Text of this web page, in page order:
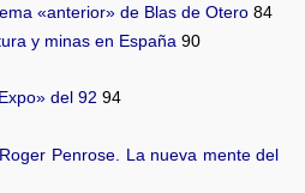
«anterior» de Blas de Otero 84
y minas en España 90
del 92 94
Penrose. La nueva mente del